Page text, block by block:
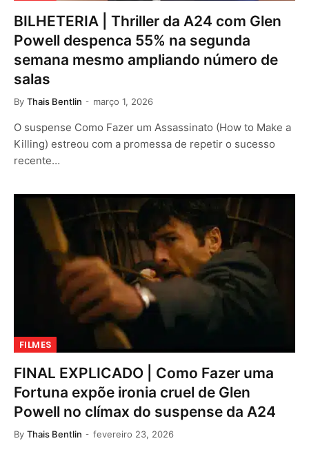
BILHETERIA | Thriller da A24 com Glen
Powell despenca 55% na segunda
semana mesmo ampliando número de
salas
By Thais Bentlin março 1, 2026
O suspense Como Fazer um Assassinato (How to Make a
Killing) estreou com a promessa de repetir o sucesso
recente…
FILMES
FINAL EXPLICADO | Como Fazer uma
Fortuna expõe ironia cruel de Glen
Powell no clímax do suspense da A24
By Thais Bentlin fevereiro 23, 2026